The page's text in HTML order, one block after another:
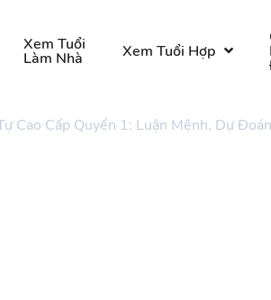
Xem Tuổi
Làm Nhà Xem Tuổi Hợp
Cao Cấp Quyển 1: Luận Mệnh, Dự